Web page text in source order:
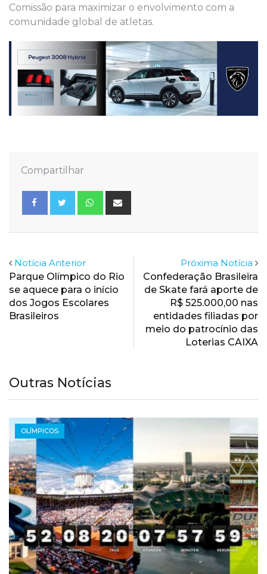
Comissão para maximizar o envolvimento com a
comunidade global de atletas.
Compartilhar
Whatsapp
Notícia Anterior
Parque Olímpico do Rio
se aquece para o início
dos Jogos Escolares
Brasileiros
Próxima Notícia
Confederação Brasileira
de Skate fará aporte de
R$ 525.000,00 nas
entidades filiadas por
meio do patrocínio das
Loterias CAIXA
Outras Notícias
OLÍMPICOS